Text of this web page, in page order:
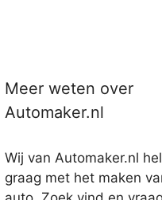
Meer weten over
Automaker.nl
Wij van Automaker.nl
graag met het maken